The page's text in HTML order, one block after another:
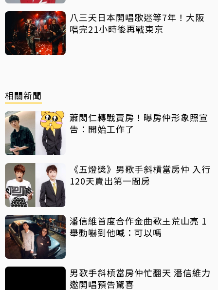
八三夭日本開唱歌迷等7年！大阪
唱完21小時後再戰東京
相關新聞
蕭閎仁轉戰賣房！曝房仲形象照宣
告：開始工作了
《五燈獎》男歌手斜槓當房仲 入行
120天賣出第一間房
潘信維首度合作金曲歌王荒山亮 1
舉動嚇到他喊：可以嗎
男歌手斜槓當房仲忙翻天 潘信維力
邀開唱預告驚喜